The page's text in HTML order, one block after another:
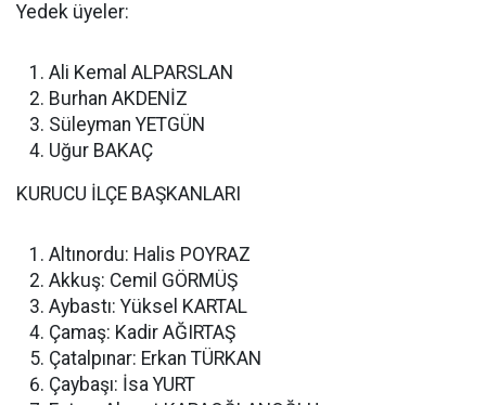
Yedek üyeler:
Ali Kemal ALPARSLAN
Burhan AKDENİZ
Süleyman YETGÜN
Uğur BAKAÇ
KURUCU İLÇE BAŞKANLARI
Altınordu: Halis POYRAZ
Akkuş: Cemil GÖRMÜŞ
Aybastı: Yüksel KARTAL
Çamaş: Kadir AĞIRTAŞ
Çatalpınar: Erkan TÜRKAN
Çaybaşı: İsa YURT